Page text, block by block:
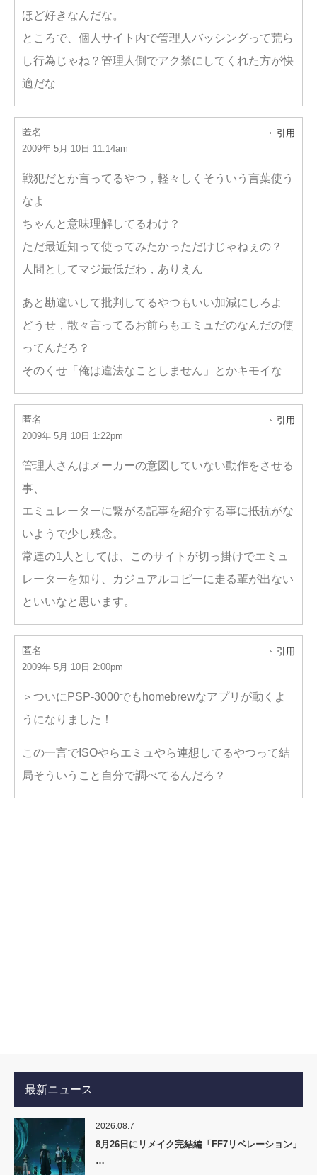
ほど好きなんだな。
ところで、個人サイト内で管理人バッシングって荒ら
し行為じゃね？管理人側でアク禁にしてくれた方が快
適だな
匿名
2009年 5月 10日 11:14am
引用
戦犯だとか言ってるやつ，軽々しくそういう言葉使う
なよ
ちゃんと意味理解してるわけ？
ただ最近知って使ってみたかっただけじゃねぇの？
人間としてマジ最低だわ，ありえん
あと勘違いして批判してるやつもいい加減にしろよ
どうせ，散々言ってるお前らもエミュだのなんだの使
ってんだろ？
そのくせ「俺は違法なことしません」とかキモイな
匿名
2009年 5月 10日 1:22pm
引用
管理人さんはメーカーの意図していない動作をさせる
事、
エミュレーターに繋がる記事を紹介する事に抵抗がな
いようで少し残念。
常連の1人としては、このサイトが切っ掛けでエミュ
レーターを知り、カジュアルコピーに走る輩が出ない
といいなと思います。
匿名
2009年 5月 10日 2:00pm
引用
＞ついにPSP-3000でもhomebrewなアプリが動くよ
うになりました！
この一言でISOやらエミュやら連想してるやつって結
局そういうこと自分で調べてるんだろ？
最新ニュース
2026.08.7
8月26日にリメイク完結編「FF7リベレーション」
…